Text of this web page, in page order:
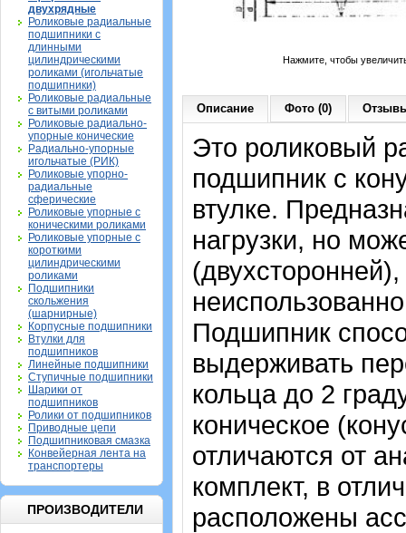
двухрядные
Роликовые радиальные
подшипники с
длинными
цилиндрическими
роликами (игольчатые
подшипники)
Роликовые радиальные
с витыми роликами
Роликовые радиально-
упорные конические
Радиально-упорные
игольчатые (РИК)
Роликовые упорно-
радиальные
сферические
Роликовые упорные с
коническими роликами
Роликовые упорные с
короткими
цилиндрическими
роликами
Подшипники
скольжения
(шарнирные)
Корпусные подшипники
Втулки для
подшипников
Линейные подшипники
Ступичные подшипники
Шарики от
подшипников
Ролики от подшипников
Приводные цепи
Подшипниковая смазка
Конвейерная лента на
транспортеры
ПРОИЗВОДИТЕЛИ
Нажмите, чтобы
Описание Фото (0)
Это роликовый
подшипник с
втулке.
нагрузки, но
Подшипник
выдерживать
кольца до 2
коническое
отличаются от
комплект, в
расположены